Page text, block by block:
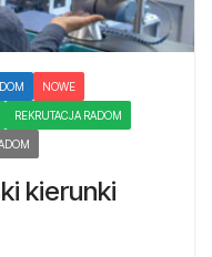
NOWE
REKRUTACJA RADOM
kierunki